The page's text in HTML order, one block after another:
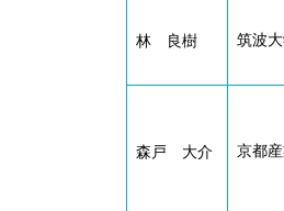
林 良樹 筑波
森戸 大介 京都